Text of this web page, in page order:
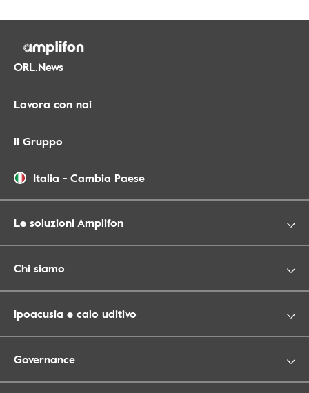
ORL.News
Lavora con noi
Il Gruppo
Italia - Cambia Paese
Le soluzioni Amplifon
Chi siamo
Ipoacusia e calo uditivo
Governance